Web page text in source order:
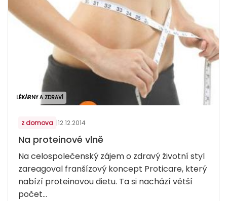
LÉKÁRNY A ZDRAVÍ
z domova |12.12.2014
Na proteinové vlně
Na celospolečenský zájem o zdravý životní styl
zareagoval franšízový koncept Proticare, který
nabízí proteinovou dietu. Ta si nachází větší
počet...